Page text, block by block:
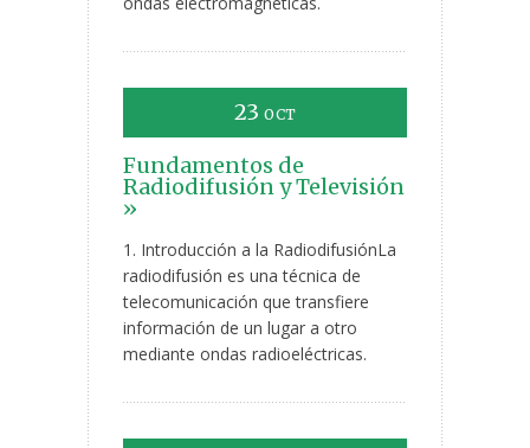
23 OCT
Fundamentos de
Radiodifusión y Televisión
»
1. Introducción a la RadiodifusiónLa
radiodifusión es una técnica de
telecomunicación que transfiere
información de un lugar a otro
mediante ondas radioeléctricas.